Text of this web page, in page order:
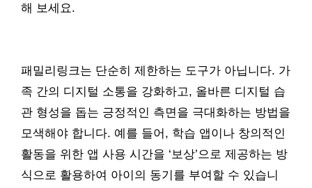
해 보세요.
패밀리링크는 단순히 제한하는 도구가 아닙니다. 가
족 간의 디지털 소통을 강화하고, 올바른 디지털 습
관 형성을 돕는 긍정적인 측면을 극대화하는 방법을
모색해야 합니다. 예를 들어, 학습 앱이나 창의적인
활동을 위한 앱 사용 시간을 ‘보상’으로 제공하는 방
식으로 활용하여 아이의 동기를 부여할 수 있습니